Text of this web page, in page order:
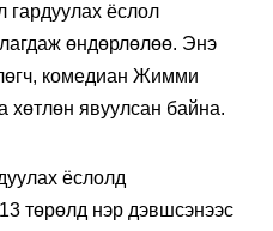
гардуулах ёслол
өндөрлөлөө. Энэ
комедиан Жимми
хөтлөн явуулсан байна.
ёслолд
төрөлд нэр дэвшсэнээс